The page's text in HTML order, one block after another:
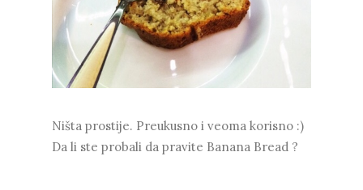
Ništa prostije. Preukusno i veoma korisno :)
Da li ste probali da pravite Banana Bread ?